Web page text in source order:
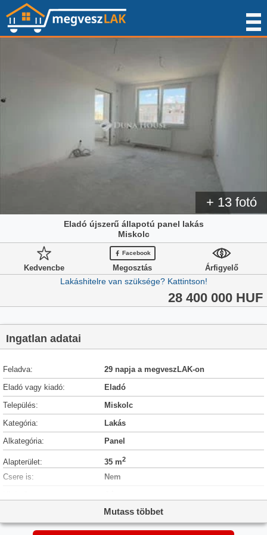
+ 13 fotó
Eladó újszerű állapotú panel lakás
Miskolc
Facebook
Kedvencbe Megosztás Árfigyelő
Lakáshitelre van szüksége? Kattintson!
28 400 000 HUF
Ingatlan adatai
Feladva:
29 napja a megveszLAK-on
Eladó vagy kiadó:
Eladó
Település:
Miskolc
Kategória:
Lakás
Alkategória:
Panel
Alapterület: 35 m2
Csere is:
Nem
Nem
Szobaszám:
1 + 1 fél
Mutass többet